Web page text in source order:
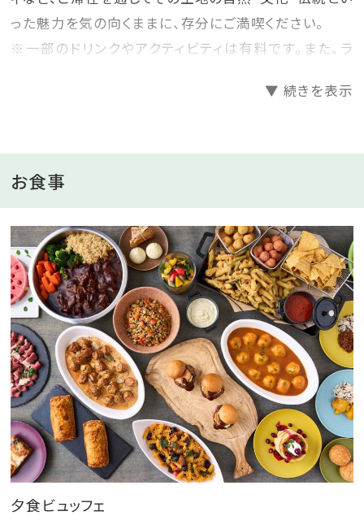
った魅力を気の向くままに、存分にご満喫ください。
※一部のドリンクやアクティビティは有料です。また、ラ
・チェックイン：15:00
・チェックアウト：11:00
■浜名湖畔の静かな休日を
海と山・湖・自然に囲まれ歴史的にも興味深い浜松・浜
名湖の目の前に位置するレイクリゾートホテルです。
ホテルから望む浜名湖畔には、きらめく風景と、ときめく
時間の中で贅沢なひとときをお過ごしいただけます。癒
やしと機能性が調和した客室で、身体も心も満たされる
心地よい空間で一日の旅の疲れを癒してください。
■夕朝食ビュッフェ
エレガントな内装の洗練された雰囲気の店内で、地元浜
名湖の食材を使った素晴らしいお料理を楽しみながら、
ビュッフェレストランでのひとときをお愉しみください。
▼ 続きを表示
お食事
夕食ビュッフェ